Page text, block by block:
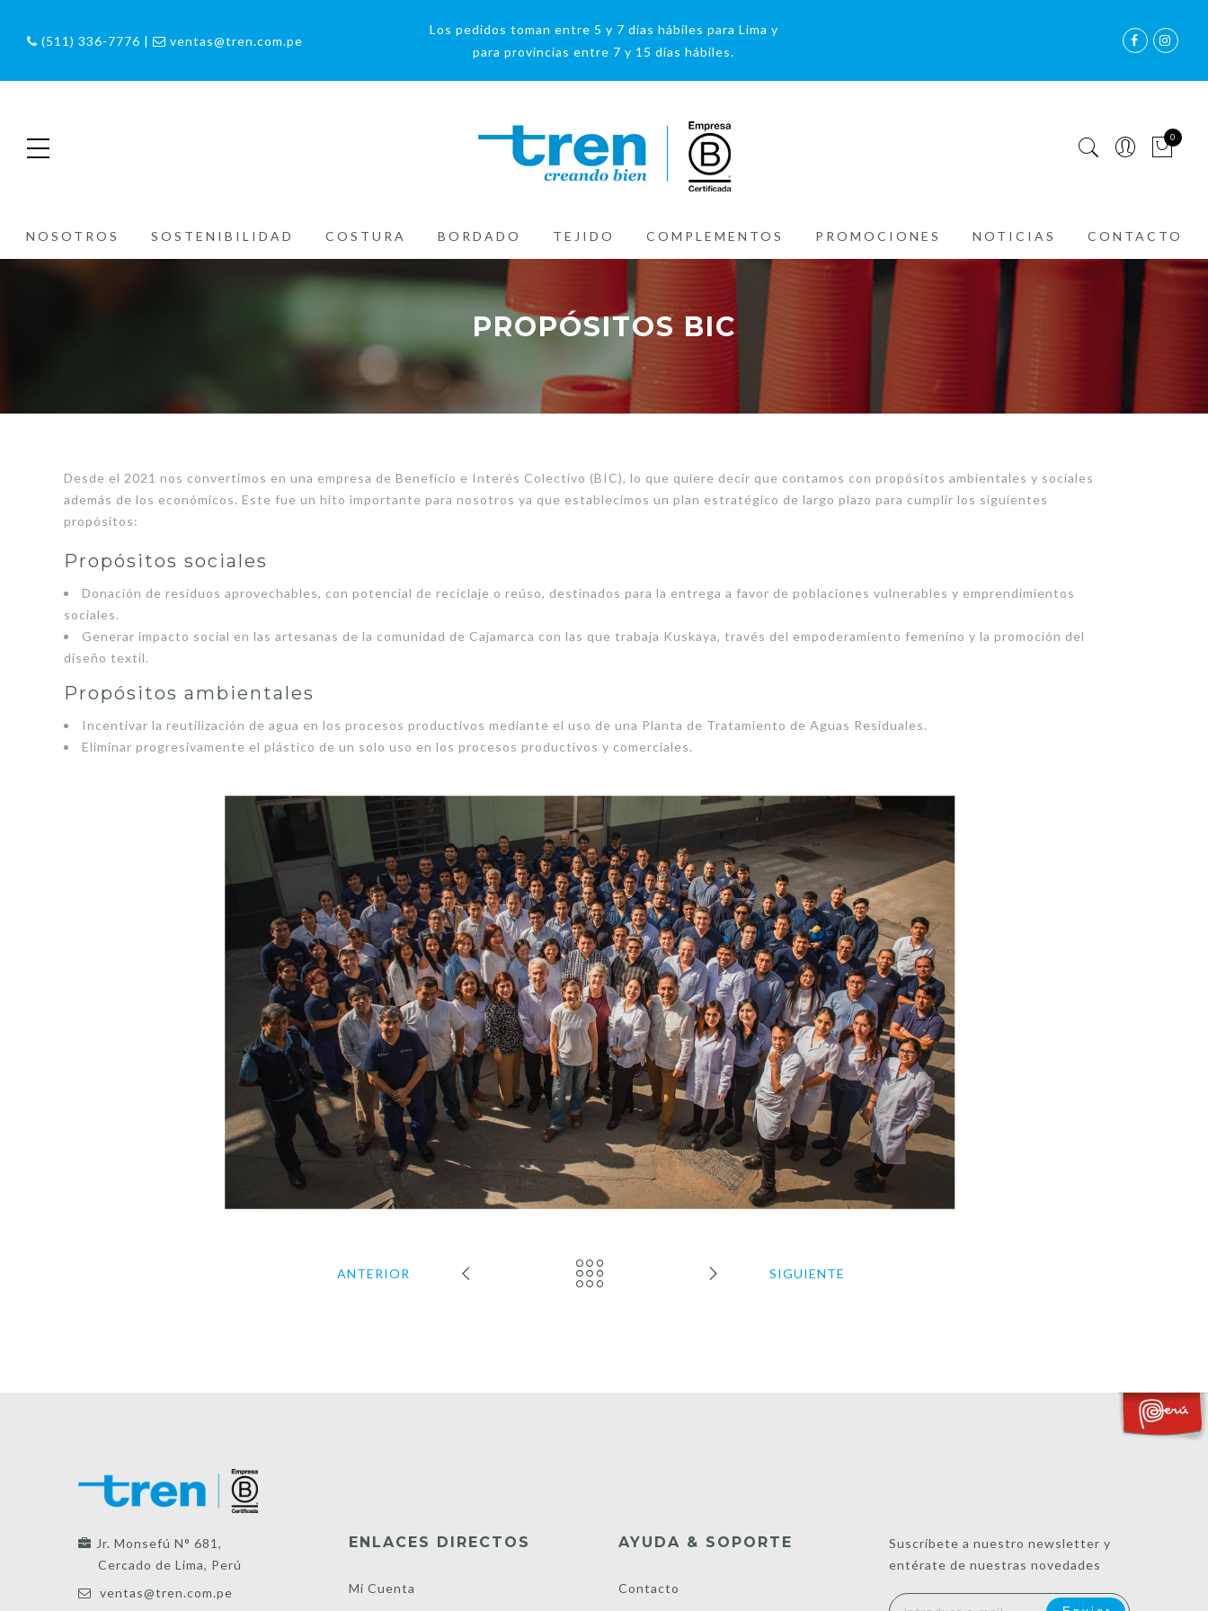
(511) 336-7776 | ventas@tren.com.pe
Los pedidos toman entre 5 y 7 días hábiles para Lima y
para provincias entre 7 y 15 días hábiles.
0
NOSOTROS SOSTENIBILIDAD COSTURA BORDADO TEJIDO COMPLEMENTOS PROMOCIONES NOTICIAS CONTACTO
PROPÓSITOS BIC
Desde el 2021 nos convertimos en una empresa de Beneficio e Interés Colectivo (BIC), lo que quiere decir que contamos con propósitos ambientales y sociales
además de los económicos. Este fue un hito importante para nosotros ya que establecimos un plan estratégico de largo plazo para cumplir los siguientes
propósitos:
Propósitos sociales
Donación de residuos aprovechables, con potencial de reciclaje o reúso, destinados para la entrega a favor de poblaciones vulnerables y emprendimientos
sociales.
Generar impacto social en las artesanas de la comunidad de Cajamarca con las que trabaja Kuskaya, través del empoderamiento femenino y la promoción del
diseño textil.
Propósitos ambientales
Incentivar la reutilización de agua en los procesos productivos mediante el uso de una Planta de Tratamiento de Aguas Residuales.
Eliminar progresivamente el plástico de un solo uso en los procesos productivos y comerciales.
ANTERIOR SIGUIENTE
Jr. Monsefú N° 681,
Cercado de Lima, Perú
ventas@tren.com.pe
ENLACES DIRECTOS
Mi Cuenta
AYUDA & SOPORTE
Contacto
Suscríbete a nuestro newsletter y
entérate de nuestras novedades